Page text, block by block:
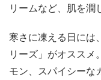
リームなど、肌を潤
寒さに凍える日に
リーズ」がオススメ
モン、スパイシーな